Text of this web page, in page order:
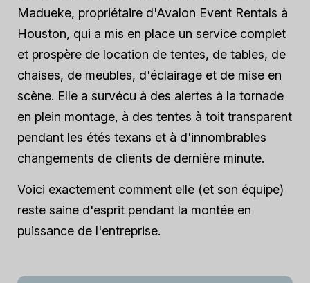
Madueke, propriétaire d'Avalon Event Rentals à
Houston, qui a mis en place un service complet
et prospère de location de tentes, de tables, de
chaises, de meubles, d'éclairage et de mise en
scène. Elle a survécu à des alertes à la tornade
en plein montage, à des tentes à toit transparent
pendant les étés texans et à d'innombrables
changements de clients de dernière minute.
Voici exactement comment elle (et son équipe)
reste saine d'esprit pendant la montée en
puissance de l'entreprise.